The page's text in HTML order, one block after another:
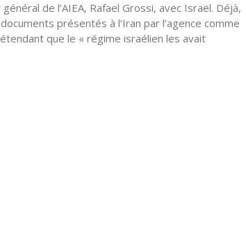
de l’AIEA, Rafael Grossi, avec Israël. Déjà,
présentés à l’Iran par l’agence comme
que le « régime israélien les avait